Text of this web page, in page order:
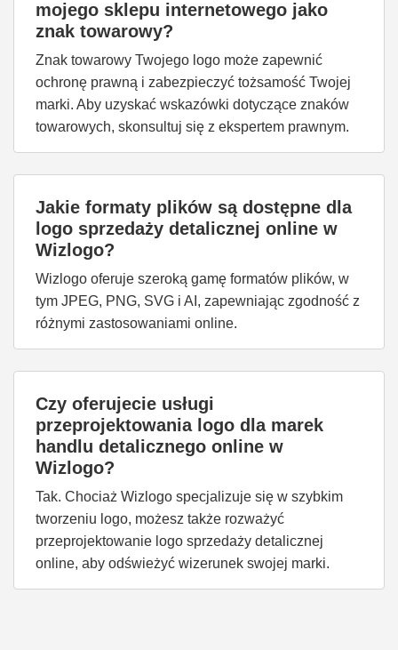
mojego sklepu internetowego jako
znak towarowy?
Znak towarowy Twojego logo może zapewnić
ochronę prawną i zabezpieczyć tożsamość Twojej
marki. Aby uzyskać wskazówki dotyczące znaków
towarowych, skonsultuj się z ekspertem prawnym.
Jakie formaty plików są dostępne dla
logo sprzedaży detalicznej online w
Wizlogo?
Wizlogo oferuje szeroką gamę formatów plików, w
tym JPEG, PNG, SVG i AI, zapewniając zgodność z
różnymi zastosowaniami online.
Czy oferujecie usługi
przeprojektowania logo dla marek
handlu detalicznego online w
Wizlogo?
Tak. Chociaż Wizlogo specjalizuje się w szybkim
tworzeniu logo, możesz także rozważyć
przeprojektowanie logo sprzedaży detalicznej
online, aby odświeżyć wizerunek swojej marki.